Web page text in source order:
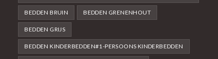
BEDDEN BRUIN BEDDEN GRENENHOUT
BEDDEN GRIJS
BEDDEN KINDERBEDDEN#1-PERSOONS KINDERBEDDEN